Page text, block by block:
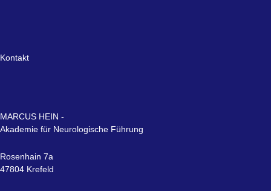
Kontakt
MARCUS HEIN -
Akademie für Neurologische Führung
Rosenhain 7a
47804 Krefeld